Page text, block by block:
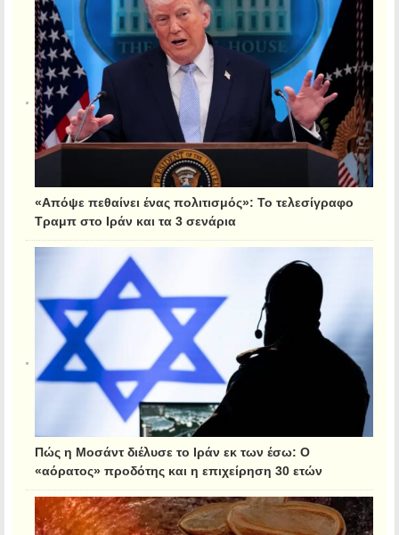
«Απόψε πεθαίνει ένας πολιτισμός»: Το τελεσίγραφο
Τραμπ στο Ιράν και τα 3 σενάρια
Πώς η Μοσάντ διέλυσε το Ιράν εκ των έσω: Ο
«αόρατος» προδότης και η επιχείρηση 30 ετών